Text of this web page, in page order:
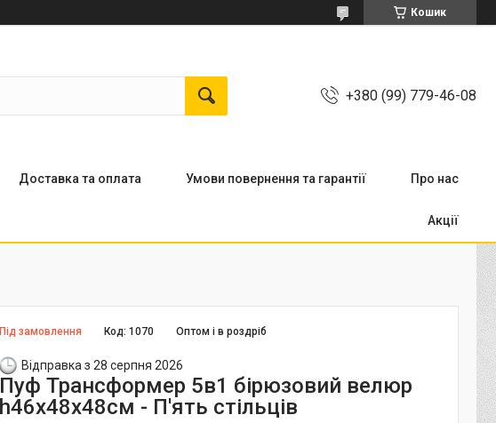
Кошик
+380 (99) 779-46-08
Доставка та оплата Умови повернення та гарантії Про нас
Акції
Під замовлення Оптом і в роздріб
Код:1070
Відправка з 28 серпня 2026
Пуф Трансформер 5в1 бірюзовий велюр
h46х48х48см - П'ять стільців